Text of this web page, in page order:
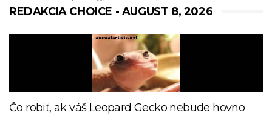
REDAKCIA CHOICE - AUGUST 8, 2026
Čo robiť, ak váš Leopard Gecko nebude hovno